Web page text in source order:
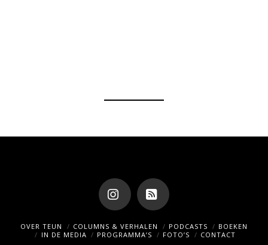
Instagram
RSS
OVER TEUN COLUMNS & VERHALEN PODCASTS
BOEKEN
IN DE MEDIA
PROGRAMMA’S FOTO’S CONTACT